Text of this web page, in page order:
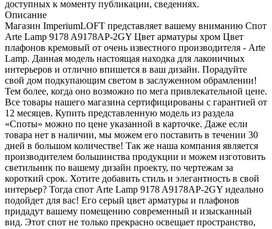
доступных к моменту публикации, сведениях.
Описание
Магазин ImperiumLOFT представляет вашему вниманию Спот
Arte Lamp 9178 A9178AP-2GY Цвет арматуры хром Цвет
плафонов кремовый от очень известного производителя - Arte
Lamp. Данная модель настоящая находка для лаконичных
интерьеров и отлично впишется в ваш дизайн. Порадуйте
свой дом подкупающим светом в заслуженном обрамлении!
Тем более, когда оно возможно по мега привлекательной цене.
Все товары нашего магазина сертифицированы с гарантией от
12 месяцев. Купить представленную модель из раздела
«Споты» можно по цене указанной в карточке. Даже если
товара нет в наличии, мы можем его поставить в течении 30
дней в большом количестве! Так же наша компания является
производителем большинства продукции и можем изготовить
светильник по вашему дизайн проекту, по чертежам за
короткий срок. Хотите добавить стиль и элегантность в свой
интерьер? Тогда спот Arte Lamp 9178 A9178AP-2GY идеально
подойдет для вас! Его серый цвет арматуры и плафонов
придадут вашему помещению современный и изысканный
вид. Этот спот не только прекрасно освещает пространство,